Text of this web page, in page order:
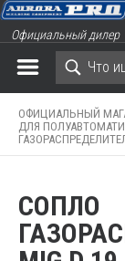
Официальный дилер
ОФИЦИАЛЬНЫЙ
ДЛЯ
СОПЛО